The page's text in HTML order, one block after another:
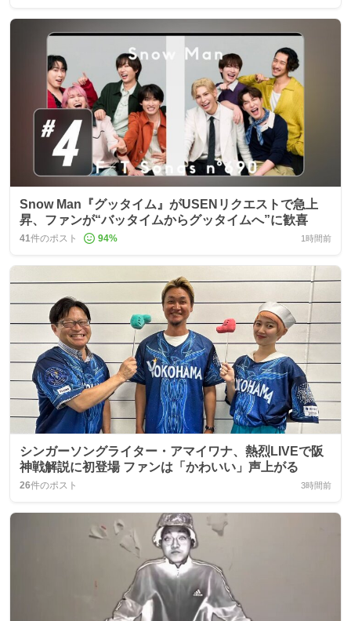
Snow Man『グッタイム』がUSENリクエストで急上
昇、ファンが“バッタイムからグッタイムへ”に歓喜
41件のポスト 94% 1時間前
シンガーソングライター・アマイワナ、熱烈LIVEで阪
神戦解説に初登場 ファンは「かわいい」声上がる
26件のポスト 3時間前